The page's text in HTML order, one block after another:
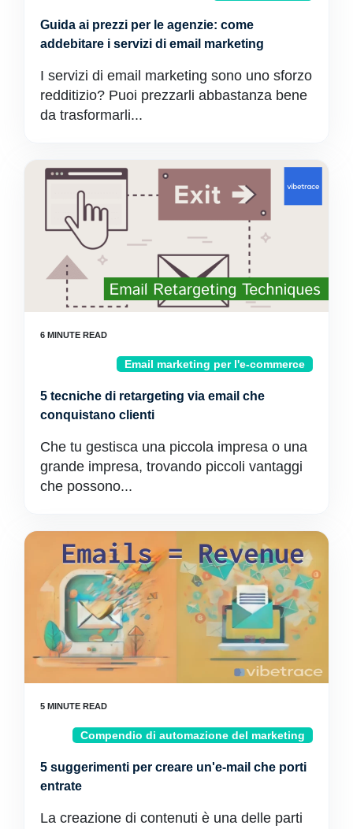
Guida ai prezzi per le agenzie: come
addebitare i servizi di email marketing
I servizi di email marketing sono uno sforzo
redditizio? Puoi prezzarli abbastanza bene
da trasformarli...
Email marketing per l'e-commerce
5 tecniche di retargeting via email che
conquistano clienti
Che tu gestisca una piccola impresa o una
grande impresa, trovando piccoli vantaggi
che possono...
Compendio di automazione del marketing
5 suggerimenti per creare un'e-mail che porti
entrate
La creazione di contenuti è una delle parti